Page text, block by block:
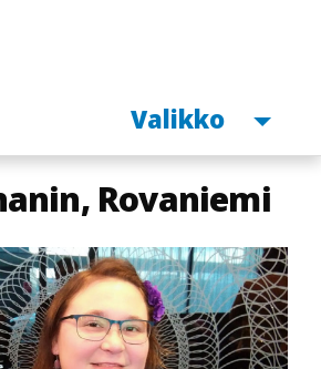
Avaa
Valikko
Rovaniemi